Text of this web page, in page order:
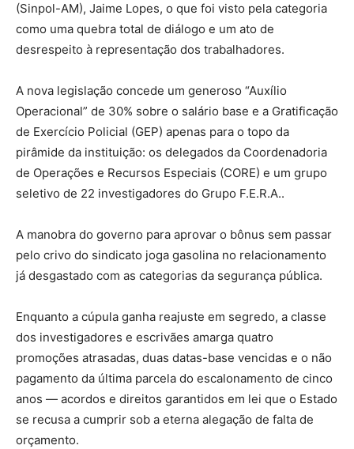
(Sinpol-AM), Jaime Lopes, o que foi visto pela categoria
como uma quebra total de diálogo e um ato de
desrespeito à representação dos trabalhadores.
A nova legislação concede um generoso “Auxílio
Operacional” de 30% sobre o salário base e a Gratificação
de Exercício Policial (GEP) apenas para o topo da
pirâmide da instituição: os delegados da Coordenadoria
de Operações e Recursos Especiais (CORE) e um grupo
seletivo de 22 investigadores do Grupo F.E.R.A..
A manobra do governo para aprovar o bônus sem passar
pelo crivo do sindicato joga gasolina no relacionamento
já desgastado com as categorias da segurança pública.
Enquanto a cúpula ganha reajuste em segredo, a classe
dos investigadores e escrivães amarga quatro
promoções atrasadas, duas datas-base vencidas e o não
pagamento da última parcela do escalonamento de cinco
anos — acordos e direitos garantidos em lei que o Estado
se recusa a cumprir sob a eterna alegação de falta de
orçamento.